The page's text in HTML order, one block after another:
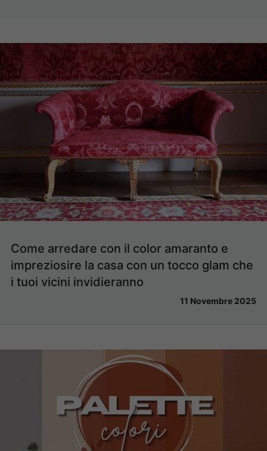
Come arredare con il color amaranto e
impreziosire la casa con un tocco glam che
i tuoi vicini invidieranno
11 Novembre 2025